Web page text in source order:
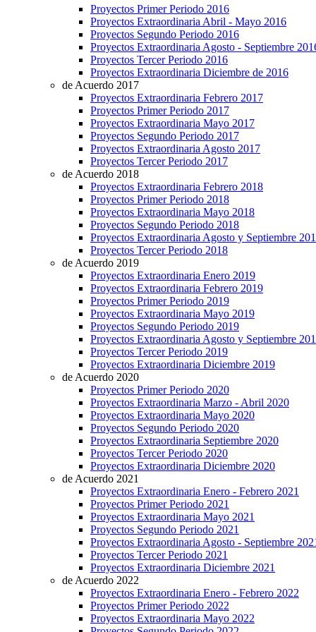
Proyectos Primer Periodo 2016
Proyectos Extraordinaria Abril - Mayo 2016
Proyectos Segundo Periodo 2016
Proyectos Extraordinaria Agosto - Septiembre
Proyectos Tercer Periodo 2016
Proyectos Extraordinaria Diciembre de 2016
de Acuerdo 2017
Proyectos Extraordinaria Febrero 2017
Proyectos Primer Periodo 2017
Proyectos Extraordinaria Mayo 2017
Proyectos Segundo Periodo 2017
Proyectos Extraordinaria Agosto 2017
Proyectos Tercer Periodo 2017
de Acuerdo 2018
Proyectos Extraordinaria Febrero 2018
Proyectos Primer Periodo 2018
Proyectos Extraordinaria Mayo 2018
Proyectos Segundo Periodo 2018
Proyectos Extraordinaria Agosto y Septiembre
Proyectos Tercer Periodo 2018
de Acuerdo 2019
Proyectos Extraordinaria Enero 2019
Proyectos Extraordinaria Febrero 2019
Proyectos Primer Periodo 2019
Proyectos Extraordinaria Mayo 2019
Proyectos Segundo Periodo 2019
Proyectos Extraordinaria Agosto y Septiembre
Proyectos Tercer Periodo 2019
Proyectos Extraordinaria Diciembre 2019
de Acuerdo 2020
Proyectos Primer Periodo 2020
Proyectos Extraordinaria Marzo - Abril 2020
Proyectos Extraordinaria Mayo 2020
Proyectos Segundo Periodo 2020
Proyectos Extraordinaria Septiembre 2020
Proyectos Tercer Periodo 2020
Proyectos Extraordinaria Diciembre 2020
de Acuerdo 2021
Proyectos Extraordinaria Enero - Febrero 2021
Proyectos Primer Periodo 2021
Proyectos Extraordinaria Mayo 2021
Proyectos Segundo Periodo 2021
Proyectos Extraordinaria Agosto - Septiembre
Proyectos Tercer Periodo 2021
Proyectos Extraordinaria Diciembre 2021
de Acuerdo 2022
Proyectos Extraordinaria Enero - Febrero 2022
Proyectos Primer Periodo 2022
Proyectos Extraordinaria Mayo 2022